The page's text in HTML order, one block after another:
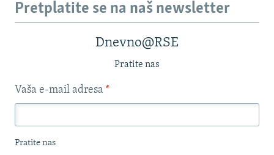
Pretplatite se na naš newsletter
Dnevno@RSE
Pratite nas
Vaša e-mail adresa *
Pratite nas